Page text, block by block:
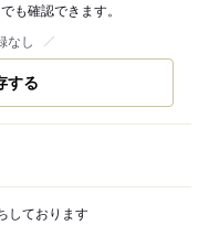
も確認できます。
なし
する
しております